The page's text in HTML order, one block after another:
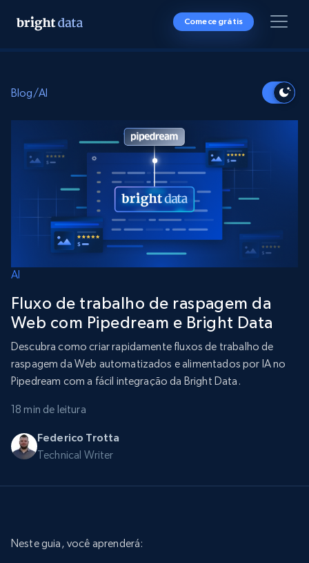
Comece grátis
Blog/AI
AI
Fluxo de trabalho de raspagem da
Web com Pipedream e Bright Data
Descubra como criar rapidamente fluxos de trabalho de
raspagem da Web automatizados e alimentados por IA no
Pipedream com a fácil integração da Bright Data.
18 min de leitura
Federico Trotta
Technical Writer
Neste guia, você aprenderá: